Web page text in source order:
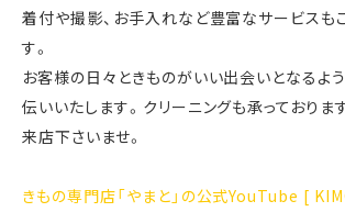
着付や撮影、お手入れなど豊富なサービスも
す。
お客様の日々ときものがいい出会いとなるよ
伝いいたします。クリーニングも承っておりま
来店下さいませ。
きもの専門店「やまと」の公式YouTube [